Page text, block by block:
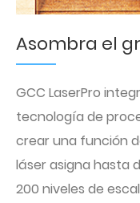
Asombra el
GCC LaserPro
tecnología de
crear una función
láser asigna hasta
200 niveles de